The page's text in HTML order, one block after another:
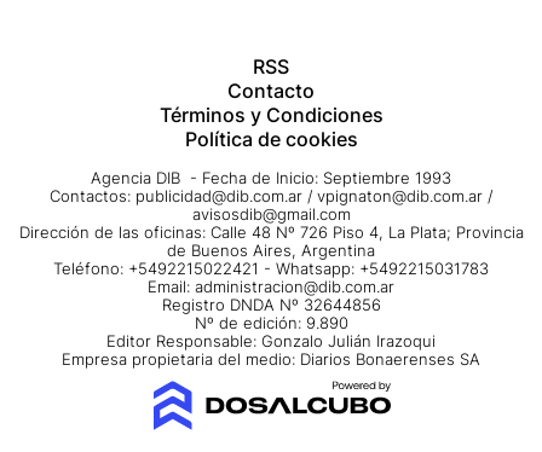
RSS
Contacto
Términos y Condiciones
Política de cookies
Agencia DIB - Fecha de Inicio: Septiembre 1993
Contactos: publicidad@dib.com.ar / vpignaton@dib.com.ar /
avisosdib@gmail.com
Dirección de las oficinas: Calle 48 Nº 726 Piso 4, La Plata; Provincia
de Buenos Aires, Argentina
Teléfono: +5492215022421 - Whatsapp: +5492215031783
Email: administracion@dib.com.ar
Registro DNDA Nº 32644856
Nº de edición: 9.890
Editor Responsable: Gonzalo Julián Irazoqui
Empresa propietaria del medio: Diarios Bonaerenses SA